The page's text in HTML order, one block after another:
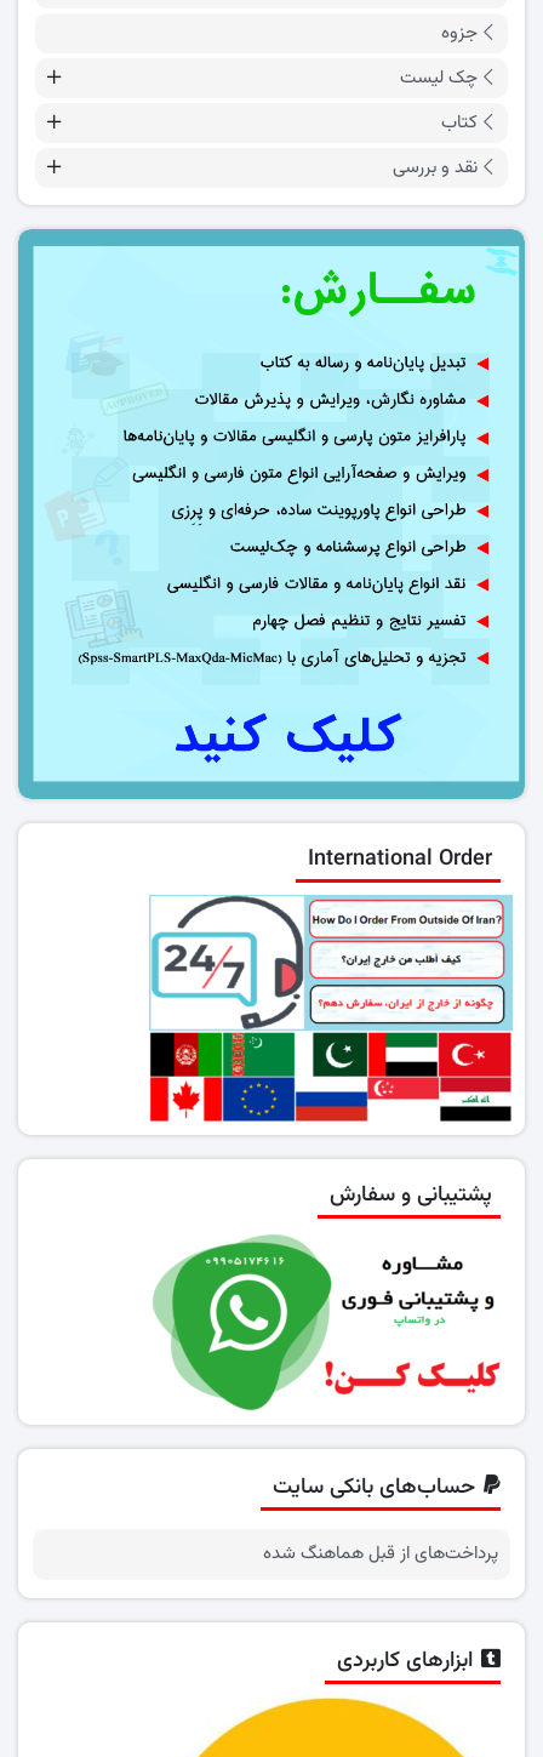
جزوه
چک لیست
کتاب
نقد و بررسی
International Order
پشتیبانی و سفارش
حساب‌های بانکی سایت
پرداخت‌های از قبل هماهنگ شده
ابزارهای کاربردی